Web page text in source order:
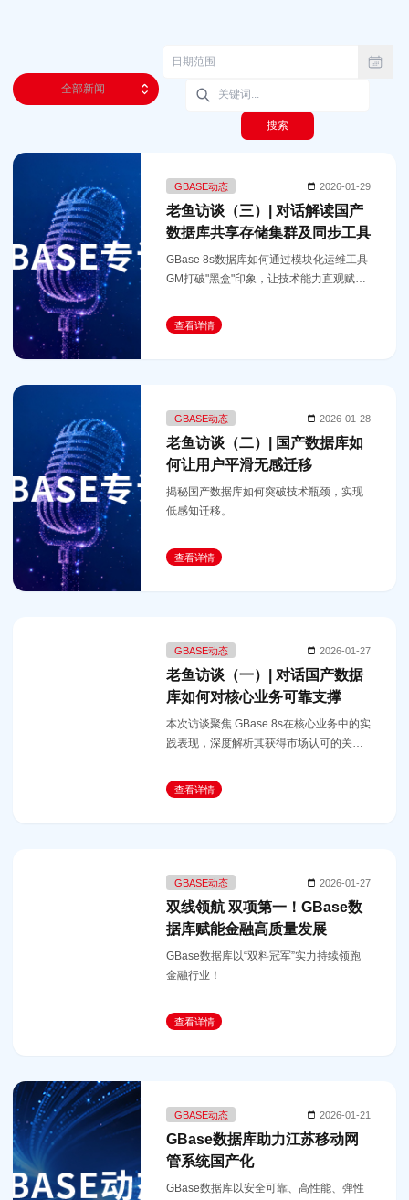
全部新闻
搜索
GBASE动态 2026-01-29
老鱼访谈（三）| 对话解读国产
数据库共享存储集群及同步工具
GBase 8s数据库如何通过模块化运维工具
GM打破"黑盒"印象，让技术能力直观赋能
查看详情
GBASE动态 2026-01-28
老鱼访谈（二）| 国产数据库如
何让用户平滑无感迁移
揭秘国产数据库如何突破技术瓶颈，实现
低感知迁移。
查看详情
GBASE动态 2026-01-27
老鱼访谈（一）| 对话国产数据
库如何对核心业务可靠支撑
本次访谈聚焦 GBase 8s在核心业务中的实
践表现，深度解析其获得市场认可的关键
查看详情
GBASE动态 2026-01-27
双线领航 双项第一！GBase数
据库赋能金融高质量发展
GBase数据库以“双料冠军”实力持续领跑
金融行业！
查看详情
GBASE动态 2026-01-21
GBase数据库助力江苏移动网
管系统国产化
GBase数据库以安全可靠、高性能、弹性